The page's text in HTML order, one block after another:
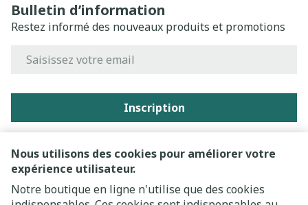
Nous utilisons des cookies pour améliorer votre
expérience utilisateur.
Notre boutique en ligne n'utilise que des cookies
Bulletin d’information
Restez informé des nouveaux produits et promotions
Inscription
En cliquant sur s'abonner, vous vous abonnez à notre
newsletter et acceptez notrepolitique de confidentialité.